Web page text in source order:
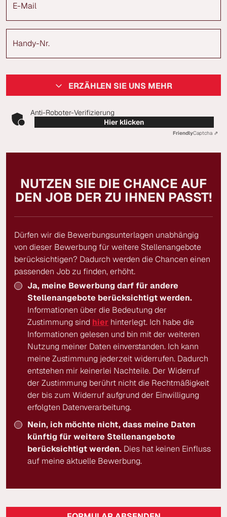
E-Mail
Handy-Nr.
ERZÄHLEN SIE UNS MEHR
Anti-Roboter-Verifizierung
Hier klicken
FriendlyCaptcha ⇗
NUTZEN SIE DIE CHANCE AUF
DEN JOB DER ZU IHNEN PASST!
Dürfen wir die Bewerbungsunterlagen unabhängig
von dieser Bewerbung für weitere Stellenangebote
berücksichtigen? Dadurch werden die Chancen einen
passenden Job zu finden, erhöht.
Ja, meine Bewerbung darf für andere
Stellenangebote berücksichtigt werden.
Informationen über die Bedeutung der
Zustimmung sind hier hinterlegt. Ich habe die
Informationen gelesen und bin mit der weiteren
Nutzung meiner Daten einverstanden. Ich kann
meine Zustimmung jederzeit widerrufen. Dadurch
entstehen mir keinerlei Nachteile. Der Widerruf
der Zustimmung berührt nicht die Rechtmäßigkeit
der bis zum Widerruf aufgrund der Einwilligung
erfolgten Datenverarbeitung.
Nein, ich möchte nicht, dass meine Daten
künftig für weitere Stellenangebote
berücksichtigt werden. Dies hat keinen Einfluss
auf meine aktuelle Bewerbung.